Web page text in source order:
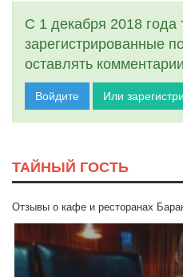
С 1 декабря 2018 года
зарегистрированные
оставлять
Войдите Или
ТАЙНЫЙ ГОСТЬ
Отзывы о кафе и ресторанах